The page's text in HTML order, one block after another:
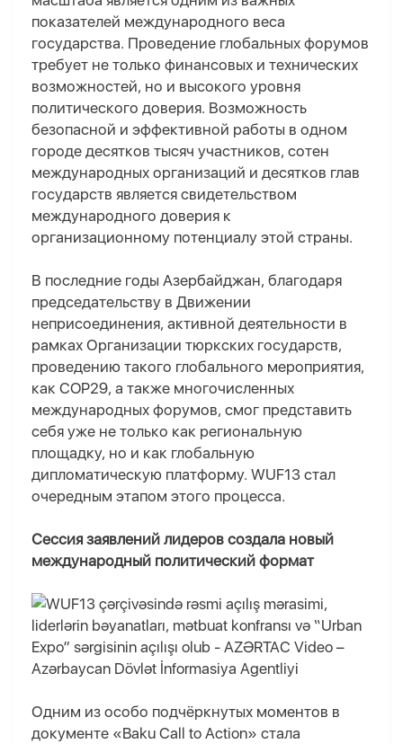
показателей международного веса
государства. Проведение глобальных форумов
требует не только финансовых и технических
возможностей, но и высокого уровня
политического доверия. Возможность
безопасной и эффективной работы в одном
городе десятков тысяч участников, сотен
международных организаций и десятков глав
государств является свидетельством
международного доверия к
организационному потенциалу этой страны.
В последние годы Азербайджан, благодаря
председательству в Движении
неприсоединения, активной деятельности в
рамках Организации тюркских государств,
проведению такого глобального мероприятия,
как COP29, а также многочисленных
международных форумов, смог представить
себя уже не только как региональную
площадку, но и как глобальную
дипломатическую платформу. WUF13 стал
очередным этапом этого процесса.
Сессия заявлений лидеров создала новый
международный политический формат
Одним из особо подчёркнутых моментов в
документе «Baku Call to Action» стала